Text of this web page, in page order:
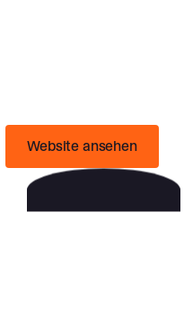
Website ansehen